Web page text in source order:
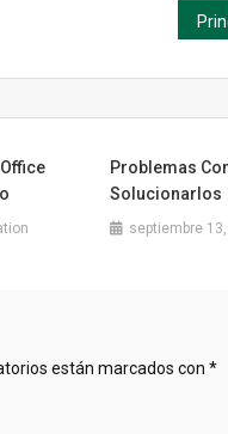
Problemas
Solucionarlos
septiembre
están marcados con *